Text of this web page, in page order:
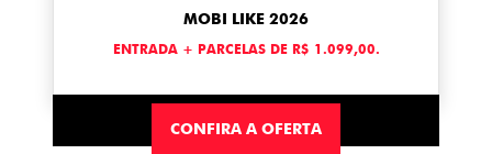
MOBI LIKE 2026
ENTRADA + PARCELAS DE R$ 1.099,00.
CONFIRA A OFERTA